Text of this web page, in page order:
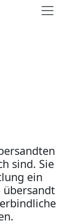
sind. Sie
ein
übersandt